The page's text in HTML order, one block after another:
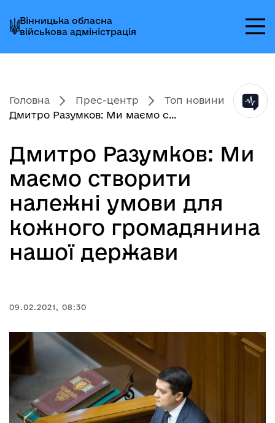
до
головного
меню
до
головного
вмісту
до
головного
колонтитула
Вінницька обласна
військова адміністрація
Головна Прес-центр
Топ новини
Дмитро Разумков: Ми маємо с...
Дмитро Разумков: Ми
маємо створити
належні умови для
кожного громадянина
нашої держави
09.02.2021, 08:30